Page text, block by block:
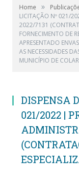
Home »
LICITAÇÃO Nº 021/
2022/7131
FORNECIMENTO DE
APRESENTADO
AS NECESSIDADES
MUNICÍPIO DE
DISPENSA
021/2022 |